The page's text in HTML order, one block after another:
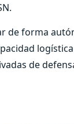
de forma
de